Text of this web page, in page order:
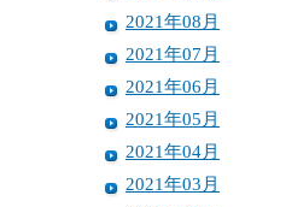
2021年08月
2021年07月
2021年06月
2021年05月
2021年04月
2021年03月